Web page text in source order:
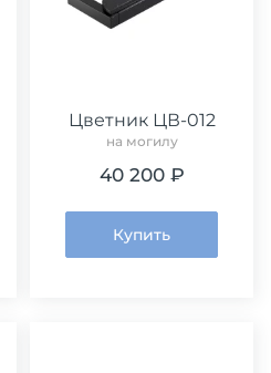
Цветник ЦВ-012
на могилу
40 200 ₽
Купить